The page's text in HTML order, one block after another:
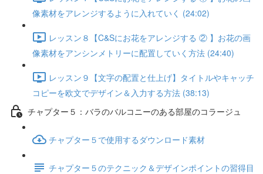
像素材をアレンジするように入れていく (24:02)
レッスン８【C&Sにお花をアレンジする ② 】お花の画
像素材をアンシンメトリーに配置していく方法 (24:40)
レッスン９【文字の配置と仕上げ】タイトルやキャッチ
コピーを欧文でデザイン＆入力する方法 (38:13)
チャプター５：バラのバルコニーのある部屋のコラージュ
チャプター５で使用するダウンロード素材
チャプター５のテクニック＆デザインポイントの習得目